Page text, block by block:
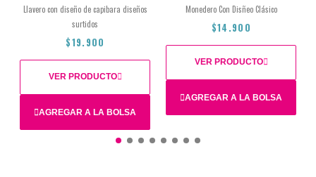
Total
Llavero con diseño de capibara diseños
surtidos
$19.900
AGREGAR A LA BOLSA
VER PRODUCTO
Monedero Con Disñeo Clásico
$14.900
AGREGAR A LA BOLSA
VER PRODUCTO